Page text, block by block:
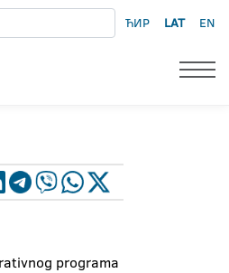
ЋИР LAT EN
programa